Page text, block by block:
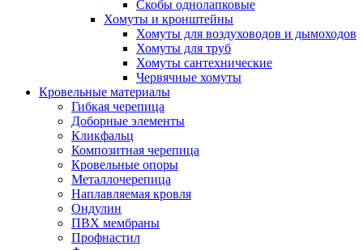
Скобы однолапковые
Хомуты и кронштейны
Хомуты для воздуховодов и дымоходов
Хомуты для труб
Хомуты сантехнические
Червячные хомуты
Кровельные материалы
Гибкая черепица
Доборные элементы
Кликфальц
Композитная черепица
Кровельные опоры
Металлочерепица
Наплавляемая кровля
Ондулин
ПВХ мембраны
Профнастил